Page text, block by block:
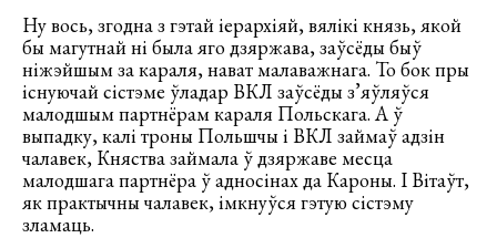
Ну вось, згодна з гэтай іерархіяй, вялікі князь, якой
бы магутнай ні была яго дзяржава, заўсёды быў
ніжэйшым за караля, нават малаважнага. То бок пры
існуючай сістэме ўладар ВКЛ заўсёды з’яўляўся
малодшым партнёрам караля Польскага. А ў
выпадку, калі троны Польшчы і ВКЛ займаў адзін
чалавек, Княства займала ў дзяржаве месца
малодшага партнёра ў адносінах да Кароны. І Вітаўт,
як практычны чалавек, імкнуўся гэтую сістэму
зламаць.